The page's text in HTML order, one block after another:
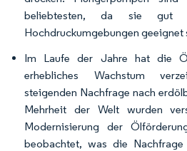
beliebtesten, da sie gut
Hochdruckumgebungen geeignet
Im Laufe der Jahre hat die
erhebliches Wachstum
steigenden Nachfrage nach
Mehrheit der Welt wurden
Modernisierung der
beobachtet, was die Nachfrage